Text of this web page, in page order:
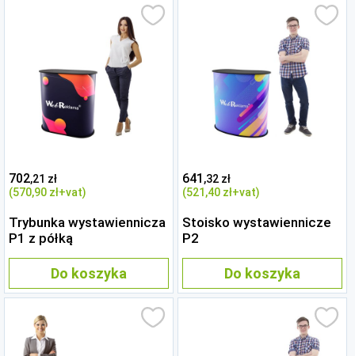
702,21 zł
(570,90 zł+vat)
Trybunka wystawiennicza
P1 z półką
Do koszyka
641 ,32 zł
(521 ,40 zł+vat)
Stoisko wystawiennicze
P2
Do koszyka